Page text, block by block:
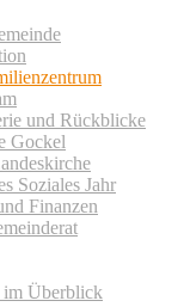
und Rückblicke
Gockel
Soziales Jahr
Finanzen
im Überblick